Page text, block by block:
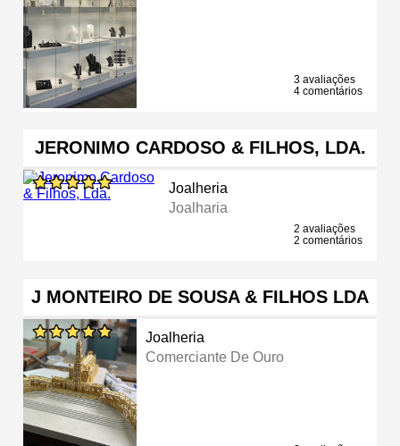
3 avaliações
4 comentários
JERONIMO CARDOSO & FILHOS, LDA.
Joalheria
Joalharia
2 avaliações
2 comentários
J MONTEIRO DE SOUSA & FILHOS LDA
Joalheria
Comerciante De Ouro